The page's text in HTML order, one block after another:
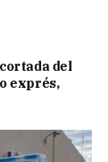
del
exprés,